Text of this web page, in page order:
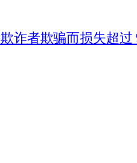
诈者欺骗而损失超